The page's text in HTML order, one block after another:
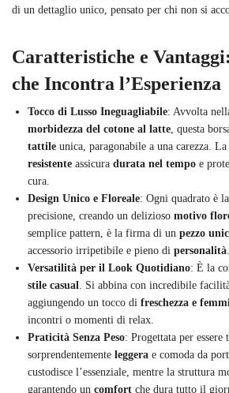
di un dettaglio unico, pensato per chi non si
Caratteristiche e
che Incontra l’Esperienza
Tocco di Lusso Ineguagliabile: Avvolta
morbidezza del cotone al latte, questa
tattile unica, paragonabile a una carezza.
resistente assicura durata nel tempo e
cura.
Design Unico e Floreale: Ogni quadrato è
precisione, creando un delizioso motivo
semplice pattern, è la firma di un pezzo
accessorio irripetibile e pieno di personalità.
Versatilità per il Look Quotidiano: È la
stile casual. Si abbina con incredibile
aggiungendo un tocco di freschezza e
incontri o momenti di relax.
Praticità Senza Peso: Progettata per essere
sorprendentemente leggera e comoda da
custodisce l’essenziale, mentre la struttura
garantendo un comfort che dura tutto il